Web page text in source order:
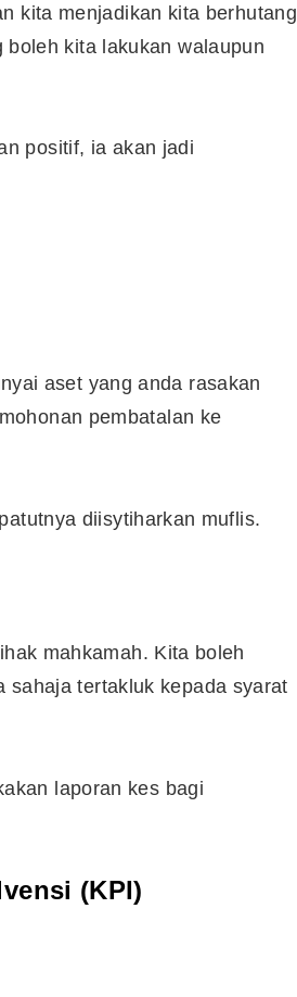
kita menjadikan kita berhutang
kita lakukan walaupun
positif, ia akan jadi
aset yang anda rasakan
pembatalan ke
diisytiharkan muflis.
mahkamah. Kita boleh
sahaja tertakluk kepada syarat
laporan kes bagi
(KPI)
Buka Akaun Saham
Maybank